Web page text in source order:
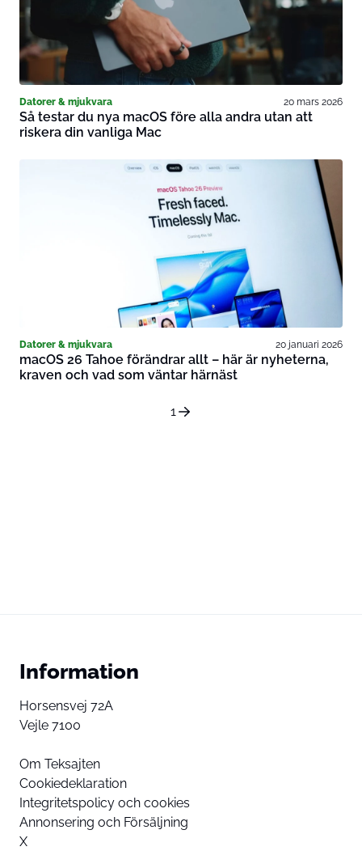
Datorer & mjukvara 20 mars 2026
Så testar du nya macOS före alla andra utan att
riskera din vanliga Mac
Datorer & mjukvara 20 januari 2026
macOS 26 Tahoe förändrar allt – här är nyheterna,
kraven och vad som väntar härnäst
1
Information
Horsensvej 72A
Vejle 7100
Om Teksajten
Cookiedeklaration
Integritetspolicy och cookies
Annonsering och Försäljning
X